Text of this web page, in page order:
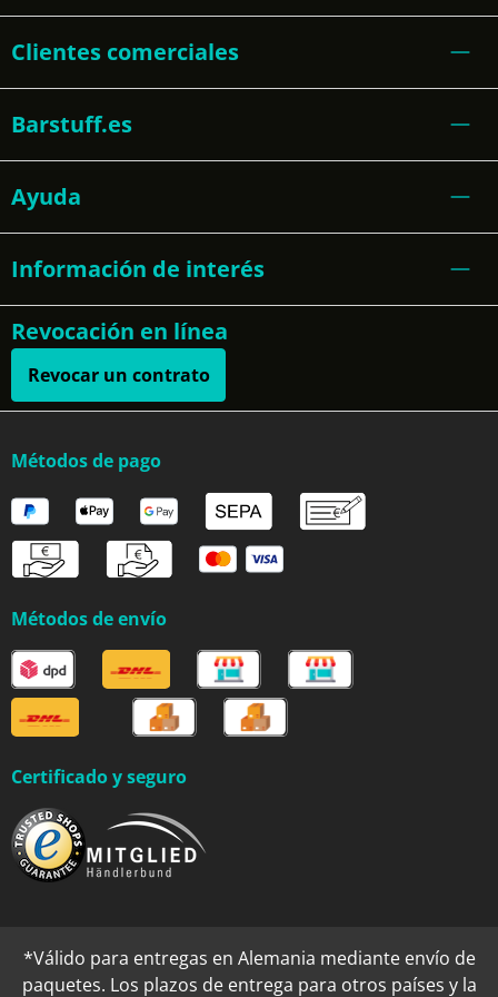
Clientes comerciales
Barstuff.es
Ayuda
Información de interés
Revocación en línea
Revocar un contrato
Métodos de pago
Métodos de envío
Certificado y seguro
*Válido para entregas en Alemania mediante envío de
paquetes. Los plazos de entrega para otros países y la